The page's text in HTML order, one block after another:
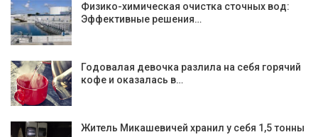
Физико-химическая очистка сточных вод:
Эффективные решения…
Годовалая девочка разлила на себя горячий
кофе и оказалась в…
Житель Микашевичей хранил у себя 1,5 тонны